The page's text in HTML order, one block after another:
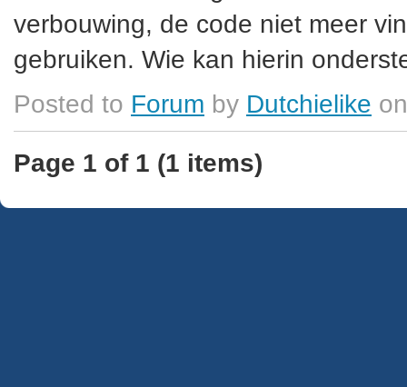
verbouwing, de code niet meer
gebruiken. Wie kan hierin
Posted to Forum by Dutchielike
Page 1 of 1 (1 items)